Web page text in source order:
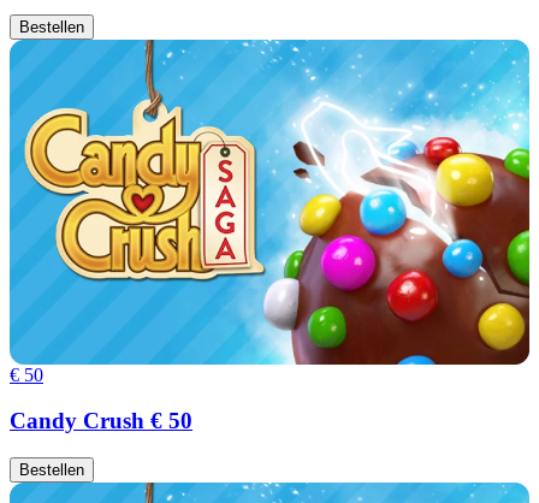
Bestellen
€ 50
Candy Crush € 50
Bestellen